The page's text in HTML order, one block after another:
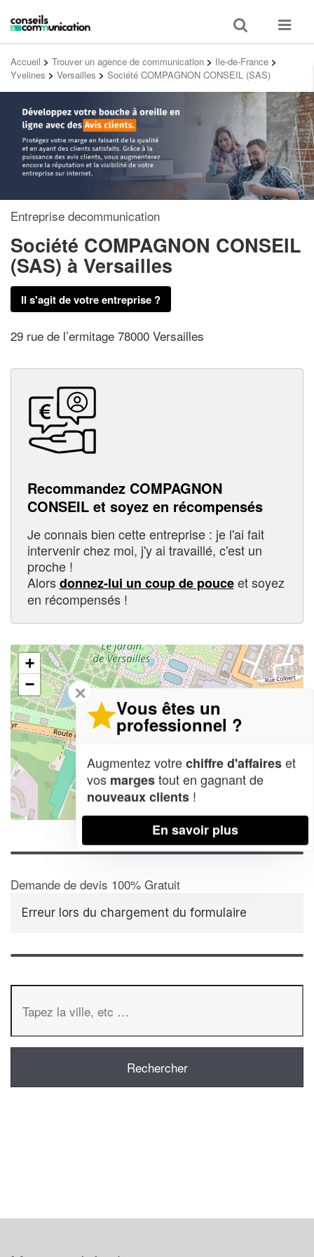
Toggle
search
Toggle
Accueil > Trouver un agence de communication > Ile-de-France >
Yvelines > Versailles > Société COMPAGNON CONSEIL (SAS)
Entreprise decommunication
Société COMPAGNON CONSEIL
(SAS) à Versailles
Il s'agit de votre entreprise ?
29 rue de l’ermitage 78000 Versailles
Recommandez COMPAGNON
CONSEIL et soyez en récompensés
Je connais bien cette entreprise : je l'ai fait
intervenir chez moi, j'y ai travaillé, c'est un
proche !
Alorsdonnez-lui un coup de pouceet soyez
en récompensés !
+
−
Leaflet| Map data ©OpenStreetMap contributors,CC-BY-SA
Demande de devis 100% Gratuit
Erreur lors du chargement du formulaire
✕
Vous êtes un
professionnel ?
Augmentez votrechiffre d'affaireset
vos margestout en gagnant de
nouveaux clients !
En savoir plus